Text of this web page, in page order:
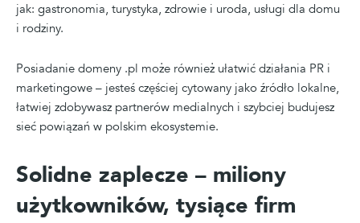
jak: gastronomia, turystyka, zdrowie i uroda, usługi dla domu
i rodziny.
Posiadanie domeny .pl może również ułatwić działania PR i
marketingowe – jesteś częściej cytowany jako źródło lokalne,
łatwiej zdobywasz partnerów medialnych i szybciej budujesz
sieć powiązań w polskim ekosystemie.
Solidne zaplecze – miliony
użytkowników, tysiące firm